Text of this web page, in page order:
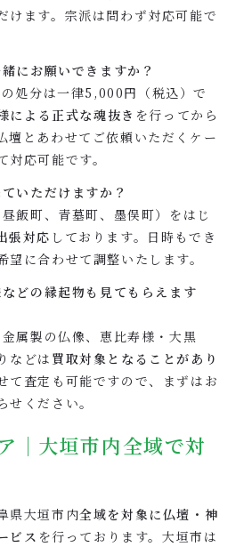
けます。宗派は問わず対応可能で
にお願いできますか？
処分は一律5,000円（税込）で
による正式な魂抜き を行ってから
壇とあわせてご依頼いただくケー
応可能です。
いただけますか？
飯町、青墓町、墨俣町）をはじ
張対応 しております。日時もでき
望に合わせて調整いたします。
どの縁起物も見てもらえます
属製の仏像、恵比寿様・大黒
などは 買取対象となることがあり
て査定も可能ですので、まずはお
せください。
｜大垣市内全域で対
県大垣市内全域を対象に仏壇・神
ビス を行っております。大垣市は